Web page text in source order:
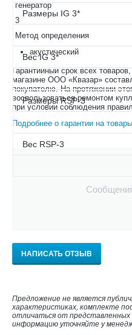
Размеры IG 3*
Вес IG 3*
Размеры RSP-3
Вес RSP-3
генератор
3
Метод определения
акустический
Гарантийный срок всех
магазине ООО «Квазар»
покупателю. На протяжении
воспользоваться ремонтом
при условии соблюдения
Подробнее о гарантии на товары
НАПИСАТЬ ОТЗЫВ
Предложение не является
характеристиках, комплекте
отличаться от
информацию уточняйте у